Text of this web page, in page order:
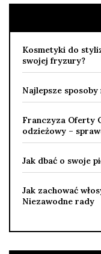
Kosmetyki do
swojej fryzury?
Najlepsze
Franczyza Oferty
odzieżowy –
Jak dbać o swoje
Jak zachować
Niezawodne rady